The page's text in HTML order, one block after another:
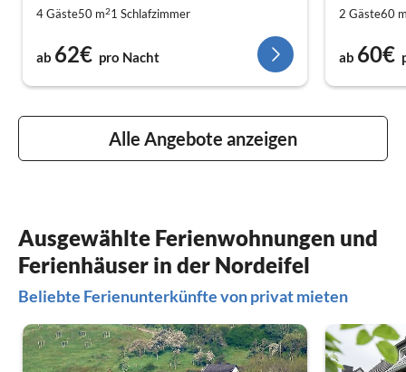
4 Gäste50 m21 Schlafzimmer
ab 62€ pro Nacht
2 Gäste60
ab 60€
Alle Angebote anzeigen
Ausgewählte Ferienwohnungen und
Ferienhäuser in der Nordeifel
Beliebte Ferienunterkünfte von privat mieten